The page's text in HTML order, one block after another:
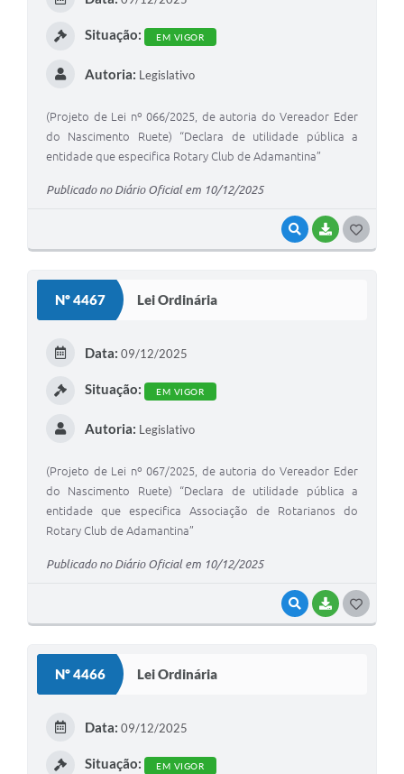
VISUALIZAR
BAIXAR
Situação: EM VIGOR
Autoria: Legislativo
(Projeto de Lei nº 066/2025, de autoria do Vereador Eder
do Nascimento Ruete) “Declara de utilidade pública a
entidade que especifica Rotary Club de Adamantina”
Publicado no Diário Oficial em 10/12/2025
Nº 4467 Lei Ordinária
VISUALIZAR
BAIXAR
Data: 09/12/2025
Situação: EM VIGOR
Autoria: Legislativo
(Projeto de Lei nº 067/2025, de autoria do Vereador Eder
do Nascimento Ruete) “Declara de utilidade pública a
entidade que especifica Associação de Rotarianos do
Rotary Club de Adamantina”
Publicado no Diário Oficial em 10/12/2025
Nº 4466 Lei Ordinária
Data: 09/12/2025
Situação: EM VIGOR